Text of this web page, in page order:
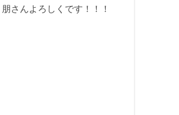
さんよろしくです！！！